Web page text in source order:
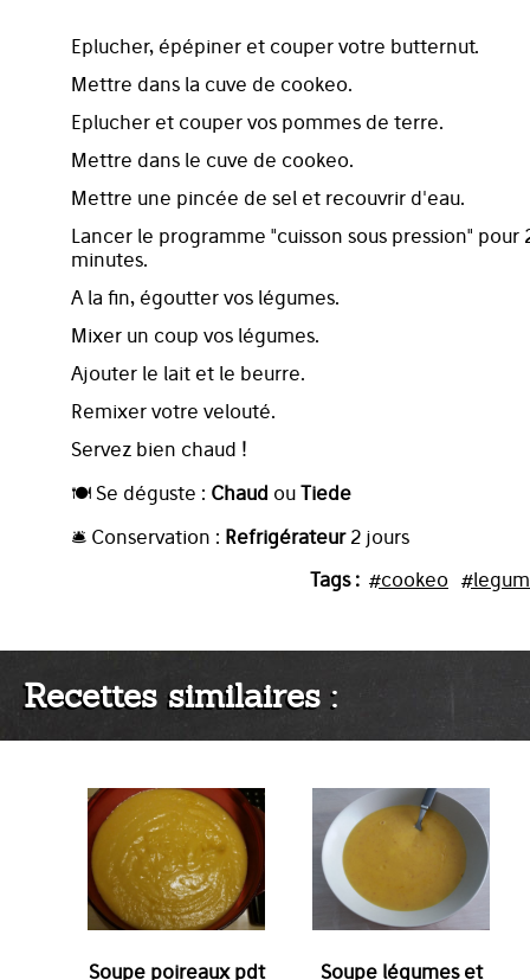
Eplucher, épépiner et couper votre butternut.
Mettre dans la cuve de cookeo.
Eplucher et couper vos pommes de terre.
Mettre dans le cuve de cookeo.
Mettre une pincée de sel et recouvrir d'eau.
Lancer le programme "cuisson sous pression" pour
minutes.
A la fin, égoutter vos légumes.
Mixer un coup vos légumes.
Ajouter le lait et le beurre.
Remixer votre velouté.
Servez bien chaud !
🍽️ Se déguste : Chaud ou Tiede
🛎️ Conservation : Refrigérateur2 jours
Tags : #cookeo
Recettes similaires :
Soupe poireaux pdt Soupe légumes et